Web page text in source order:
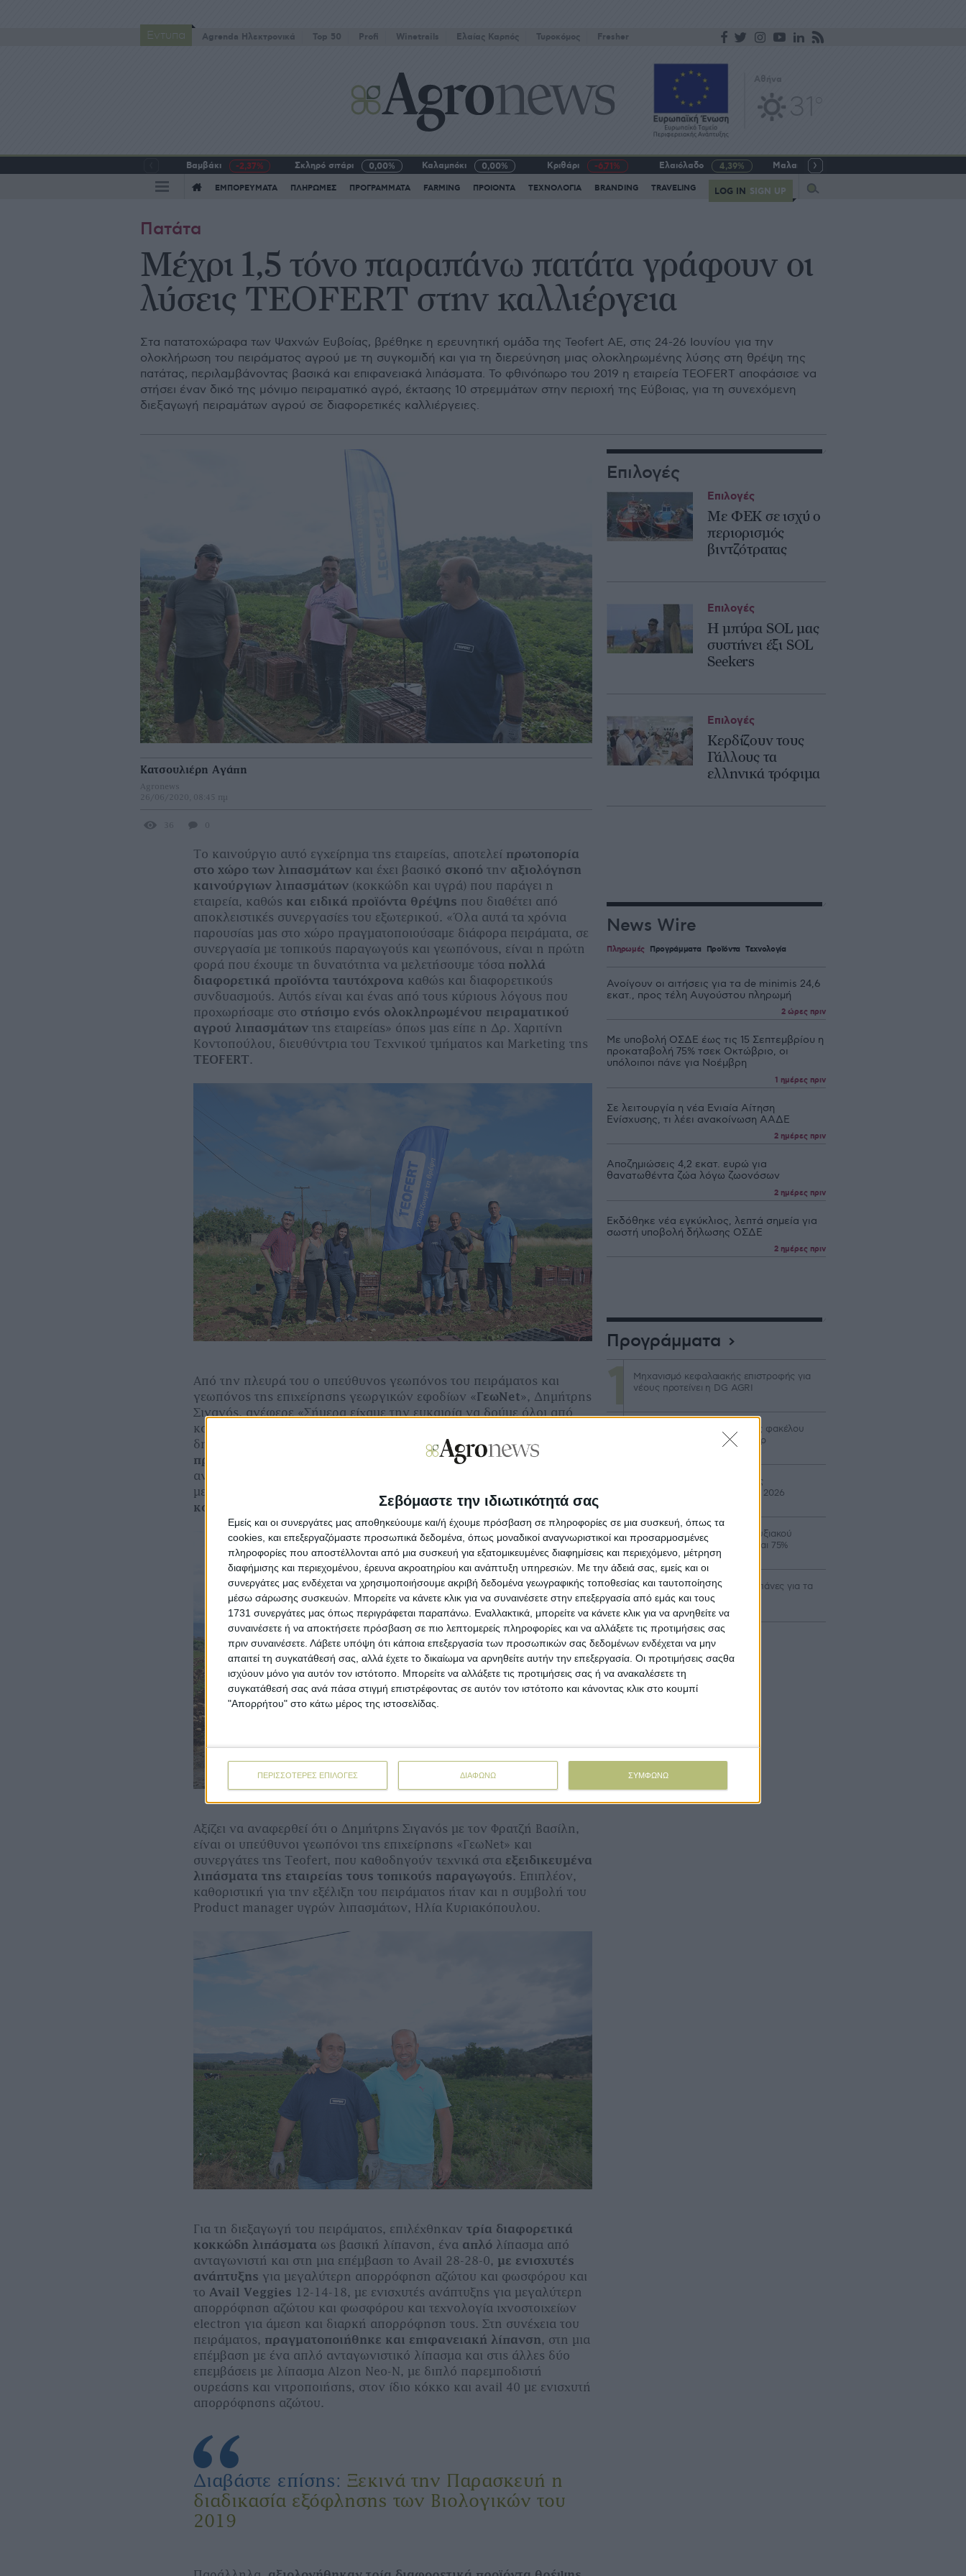
Σεβόμαστε την ιδιωτικότητά σας
Εμείς και οι συνεργάτες μας αποθηκεύουμε και/ή έχουμε πρόσβαση σε πληροφορίες σε μια συσκευή, όπως τα
cookies, και επεξεργαζόμαστε προσωπικά δεδομένα, όπως μοναδικοί αναγνωριστικοί και προσαρμοσμένες
πληροφορίες που αποστέλλονται από μια συσκευή για εξατομικευμένες διαφημίσεις και περιεχόμενο, μέτρηση
διαφήμισης και περιεχομένου, έρευνα ακροατηρίου και ανάπτυξη υπηρεσιών. Με την άδειά σας, εμείς και οι
συνεργάτες μας ενδέχεται να χρησιμοποιήσουμε ακριβή δεδομένα γεωγραφικής τοποθεσίας και ταυτοποίησης
μέσω σάρωσης συσκευών. Μπορείτε να κάνετε κλικ για να συναινέσετε στην επεξεργασία από εμάς και τους
1731 συνεργάτες μας όπως περιγράφεται παραπάνω. Εναλλακτικά, μπορείτε να κάνετε κλικ για να αρνηθείτε να
συναινέσετε ή να αποκτήσετε πρόσβαση σε πιο λεπτομερείς πληροφορίες και να αλλάξετε τις προτιμήσεις σας
πριν συναινέσετε. Λάβετε υπόψη ότι κάποια επεξεργασία των προσωπικών σας δεδομένων ενδέχεται να μην
απαιτεί τη συγκατάθεσή σας, αλλά έχετε το δικαίωμα να αρνηθείτε αυτήν την επεξεργασία. Οι προτιμήσεις σαςθα
ισχύουν μόνο για αυτόν τον ιστότοπο. Μπορείτε να αλλάξετε τις προτιμήσεις σας ή να ανακαλέσετε τη
συγκατάθεσή σας ανά πάσα στιγμή επιστρέφοντας σε αυτόν τον ιστότοπο και κάνοντας κλικ στο κουμπί
"Απορρήτου" στο κάτω μέρος της ιστοσελίδας.
ΠΕΡΙΣΣΟΤΕΡΕΣ ΕΠΙΛΟΓΕΣ ΔΙΑΦΩΝΩ ΣΥΜΦΩΝΩ
Έντυπα Agrenda Ηλεκτρονικά Top 50 Profi Winetrails Eλαίας Καρπός Τυροκόμος Fresher
Βαμβάκι -2,37% Σκληρό σιτάρι 0,00% Καλαμπόκι 0,00% Κριθάρι -6,71% Ελαιόλαδο 4,39% Μαλακό σιτάρι
ΕΜΠΟΡΕΥΜΑΤΑ ΠΛΗΡΩΜΕΣ ΠΡΟΓΡΑΜΜΑΤΑ FARMING ΠΡΟΙΟΝΤΑ ΤΕΧΝΟΛΟΓΙΑ BRANDING TRAVELING LOG IN SIGN UP
Πατάτα
Μέχρι 1,5 τόνο παραπάνω πατάτα γράφουν οι
λύσεις TEOFERT στην καλλιέργεια
Στα πατατοχώραφα των Ψαχνών Ευβοίας, βρέθηκε η ερευνητική οµάδα της Teofert ΑΕ, στις 24-26 Ιουνίου για την
ολοκλήρωση του πειράµατος αγρού µε τη συγκοµιδή και για τη διερεύνηση µιας ολοκληρωµένης λύσης στη θρέψη της
πατάτας, περιλαµβάνοντας βασικά και επιφανειακά λιπάσµατα. Το φθινόπωρο του 2019 η εταιρεία ΤΕΟFERT αποφάσισε να
στήσει έναν δικό της µόνιµο πειραµατικό αγρό, έκτασης 10 στρεµµάτων στην περιοχή της Εύβοιας, για τη συνεχόµενη
διεξαγωγή πειραµάτων αγρού σε διαφορετικές καλλιέργειες.
Κατσουλιέρη Αγάπη
Agronews
26/06/2020, 08:45 πμ
36 0
Το καινούργιο αυτό εγχείρηµα της εταιρείας, αποτελεί πρωτοπορία
στο χώρο των λιπασµάτων και έχει βασικό σκοπό την αξιολόγηση
καινούργιων λιπασµάτων (κοκκώδη και υγρά) που παράγει η
εταιρεία, καθώς και ειδικά προϊόντα θρέψης που διαθέτει από
αποκλειστικές συνεργασίες του εξωτερικού. «Όλα αυτά τα χρόνια
παρουσίας µας στο χώρο πραγµατοποιούσαµε διάφορα πειράµατα, σε
συνεργασία µε τοπικούς παραγωγούς και γεωπόνους, είναι η πρώτη
φορά που έχουµε τη δυνατότητα να µελετήσουµε τόσα πολλά
διαφορετικά προϊόντα ταυτόχρονα καθώς και διαφορετικούς
συνδυασµούς. Αυτός είναι και ένας από τους κύριους λόγους που
προχωρήσαµε στο στήσιµο ενός ολοκληρωµένου πειραµατικού
αγρού λιπασµάτων της εταιρείας» όπως µας είπε η ∆ρ. Χαριτίνη
Κοντοπούλου, διευθύντρια του Τεχνικού τµήµατος και Marketing της
ΤΕΟFERT.
Από την πλευρά του ο υπεύθυνος γεωπόνος του πειράµατος και
γεωπόνος της επιχείρησης γεωργικών εφοδίων «ΓεωNet», ∆ηµήτρης
Σιγανός, ανέφερε «Σήµερα είχαµε την ευκαιρία να δούµε όλοι από
κοντά, στο χωράφι, τη
δηλαδή της Teofert και των ανταγωνιστών. Όπως φάνηκεαπό την
πρώτη συγκοµιδή
, η διαφορά είναι εµφανής, τόσο στην απόδοση,
αναµένεται
µε τα λιπάσµατα της Teofert, όσο και στην
κονδύλων
Αξίζει να αναφερθεί ότι ο ∆ηµήτρης Σιγανός µε τον Φρατζή Βασίλη,
είναι οι υπεύθυνοι γεωπόνοι της επιχείρησης «ΓεωNet» και
συνεργάτες της Teofert, που καθοδηγούν τεχνικά στα εξειδικευµένα
λιπάσµατα της εταιρείας τους τοπικούς παραγωγούς. Επιπλέον,
καθοριστική για την εξέλιξη του πειράµατος ήταν και η συµβολή του
Product manager υγρών λιπασµάτων, Ηλία Κυριακόπουλου.
Για τη διεξαγωγή του πειράµατος, επιλέχθηκαν τρία διαφορετικά
κοκκώδη λιπάσµατα ως βασική λίπανση, ένα απλό λίπασµα από
ανταγωνιστή και στη µια επέµβαση το Avail 28-28-0, µε ενισχυτές
ανάπτυξης για µεγαλύτερη απορρόφηση αζώτου και φωσφόρου και
το Avail Veggies 12-14-18, µε ενισχυτές ανάπτυξης για µεγαλύτερη
απορρόφηση αζώτου και φωσφόρου και τεχνολογία ιχνοστοιχείων
electron για άµεση και διαρκή απορρόφηση τους. Στη συνέχεια του
πειράµατος, πραγµατοποιήθηκε και επιφανειακή λίπανση, στη µια
επέµβαση µε ένα απλό ανταγωνιστικό λίπασµα και στις άλλες δύο
επεµβάσεις µε λίπασµα Alzon Neo-N, µε διπλό παρεµποδιστή
ουρεάσης και νιτροποιήσης, στον ίδιο κόκκο και avail 40 µε ενισχυτή
απορρόφησης αζώτου.
Διαβάστε επίσης:Ξεκινά την Παρασκευή η
διαδικασία εξόφλησης των Βιολογικών του
2019
Επιλογές
Με ΦΕΚ σε ισχύ ο
περιορισμός
βιντζότρατας
Επιλογές
Η μπύρα SOL μας
συστήνει έξι SOL
Seekers
Επιλογές
Κερδίζουν τους
Γάλλους τα
ελληνικά τρόφιμα
Επιλογές
News Wire
Πληρωμές Προγράμματα Προϊόντα Τεχνολογία
Ανοίγουν οι αιτήσεις για τα de minimis 24,6
εκατ., προς τέλη Αυγούστου πληρωμή
2 ώρες πριν
Με υποβολή ΟΣΔΕ έως τις 15 Σεπτεμβρίου η
προκαταβολή 75% τσεκ Οκτώβριο, οι
υπόλοιποι πάνε για Νοέμβρη
1 ημέρες πριν
Σε λειτουργία η νέα Ενιαία Αίτηση
Ενίσχυσης, τι λέει ανακοίνωση ΑΑΔΕ
2 ημέρες πριν
Αποζημιώσεις 4,2 εκατ. ευρώ για
θανατωθέντα ζώα λόγω ζωονόσων
2 ημέρες πριν
Εκδόθηκε νέα εγκύκλιος, λεπτά σημεία για
σωστή υποβολή δήλωσης ΟΣΔΕ
2 ημέρες πριν
Προγράμματα
Μηχανισμό κεφαλαιακής επιστροφής για
νέους προτείνει η DG AGRI
Μερίδιο έως 40% σε δαπάνες φακέλου
στον Αναπτυξιακό για τρακτέρ
Καταβολή 24,8 εκατ. β’ δόσης
επιστροφής ΕΦΚ πετρελαίου 2026
Άνοιξε ο νέος κύκλος Αναπτυξιακού
αγροτών με επιδότηση έως και 75%
Αναδρομικά επιλέξιμες οι δαπάνες για τα
νέα Σχέδια Βελτίωσης